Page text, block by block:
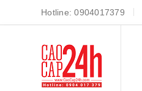
Hotline:0904017379